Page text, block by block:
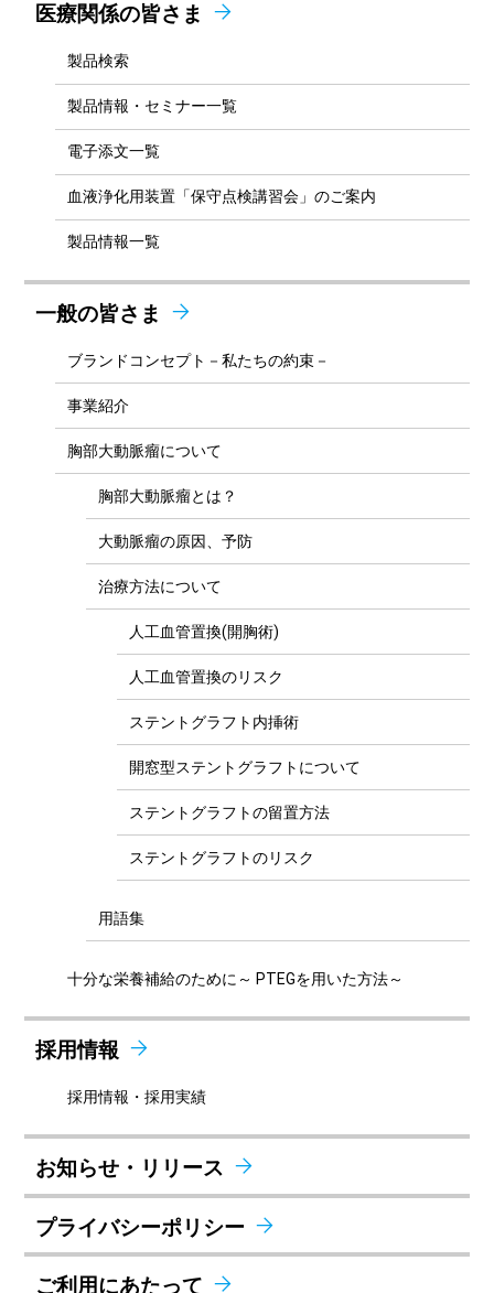
医療関係の皆さま
製品検索
製品情報・セミナー一覧
電子添文一覧
血液浄化用装置「保守点検講習会」のご案内
製品情報一覧
一般の皆さま
ブランドコンセプト－私たちの約束－
事業紹介
胸部大動脈瘤について
胸部大動脈瘤とは？
大動脈瘤の原因、予防
治療方法について
人工血管置換(開胸術)
人工血管置換のリスク
ステントグラフト内挿術
開窓型ステントグラフトについて
ステントグラフトの留置方法
ステントグラフトのリスク
用語集
十分な栄養補給のために～ PTEGを用いた方法～
採用情報
採用情報・採用実績
お知らせ・リリース
プライバシーポリシー
ご利用にあたって